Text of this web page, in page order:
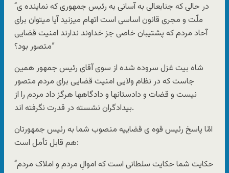
“در حالی که جنابعالی به آسانی به رئیس جمهوری که نماینده ی
ملّت و مجری قانون اساسی است اتهام میزنید آیا میتوان برای
آحاد مردم که پشتیبان خاصی جز خداوند ندارند امنیت قضایی
متصور بود؟”
شاه بیت غزل سروده شده از سوی آقای رئیس جمهور همین
جاست که در نظام ولایی امنیت قضایی برای مردم متصور
نیست و قضات و دادستانها و دادگاهها هرگز داد مردم را از
بیدادگران نشسته در قدرت نگرفته اند.
امّا پاسخ رئیس قوه ی قضاییه منصوب شما به رئیس جمهورتان
هم قابل تأمل است:
“حکایت شما حکایت سلطانی است که اموالِ مردم و املاک مردم